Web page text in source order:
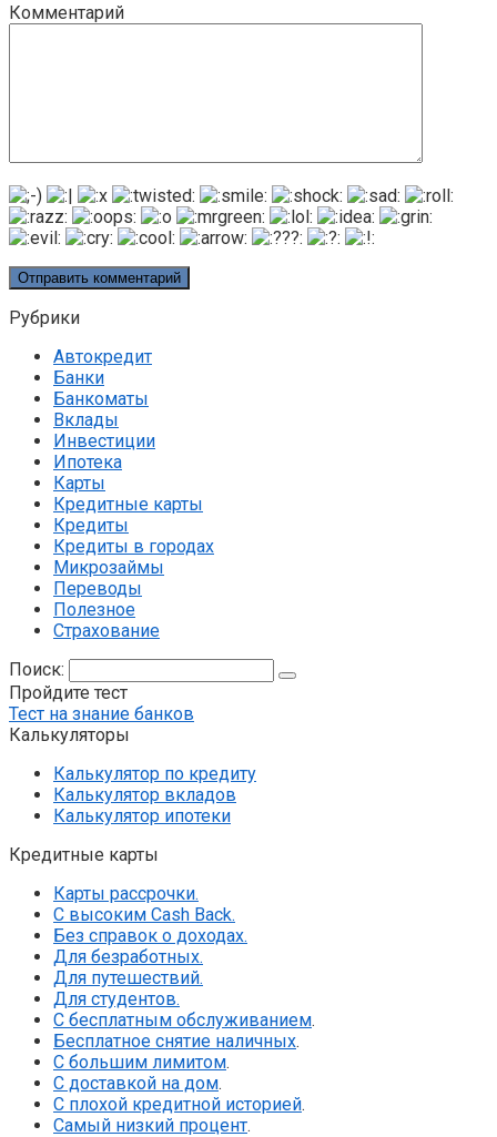
Комментарий
Рубрики
Автокредит
Банки
Банкоматы
Вклады
Инвестиции
Ипотека
Карты
Кредитные карты
Кредиты
Кредиты в городах
Микрозаймы
Переводы
Полезное
Страхование
Поиск:
Пройдите тест
Тест на знание банков
Калькуляторы
Калькулятор по кредиту
Калькулятор вкладов
Калькулятор ипотеки
Кредитные карты
Карты рассрочки.
С высоким Cash Back.
Без справок о доходах.
Для безработных.
Для путешествий.
Для студентов.
С бесплатным обслуживанием.
Бесплатное снятие наличных.
С большим лимитом.
С доставкой на дом.
С плохой кредитной историей.
Самый низкий процент.